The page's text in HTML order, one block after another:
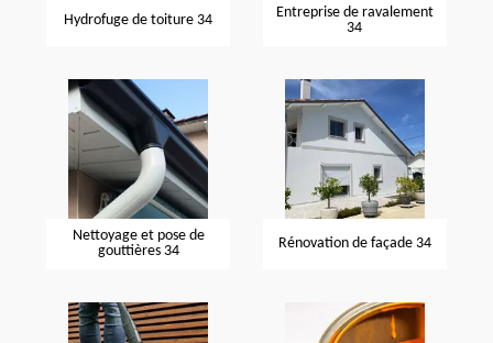
Hydrofuge de toiture 34
Entreprise de ravalement
34
Nettoyage et pose de
gouttières 34
Rénovation de façade 34